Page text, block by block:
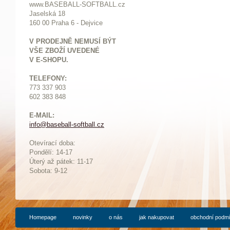
www.BASEBALL-SOFTBALL.cz
Jaselská 18
160 00 Praha 6 - Dejvice
V PRODEJNĚ NEMUSÍ BÝT
VŠE ZBOŽÍ UVEDENÉ
V E-SHOPU.
TELEFONY:
773 337 903
602 383 848
E-MAIL:
info@baseball-softball.cz
Otevírací doba:
Pondělí: 14-17
Úterý až pátek: 11-17
Sobota: 9-12
Homepage novinky o nás jak nakupovat obchodní